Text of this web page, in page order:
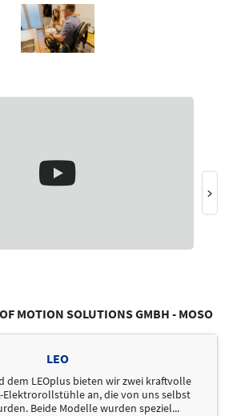
MOTION SOLUTIONS GMBH - MOSO
LEO
dem LEOplus bieten wir zwei kraftvolle
Elektrorollstühle an, die von uns selbst
Beide Modelle wurden speziel...